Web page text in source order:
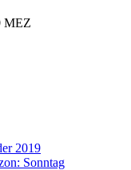
MEZ
2019
Sonntag